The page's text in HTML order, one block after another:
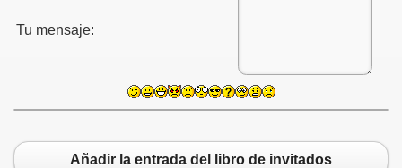
Tu mensaje:
Añadir la entrada del libro de invitados